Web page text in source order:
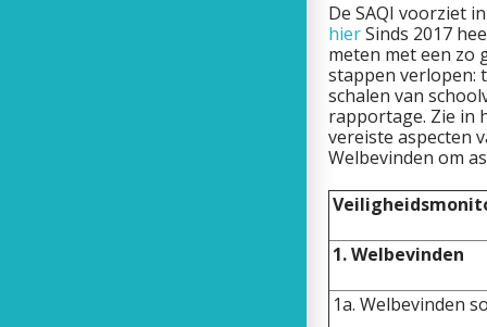
De SAQI voorziet
hierSinds 2017
meten met een zo
stappen verlopen:
schalen van
rapportage. Zie in
vereiste aspecten
Welbevinden om
1. Welbevinden
1a. Welbevinden